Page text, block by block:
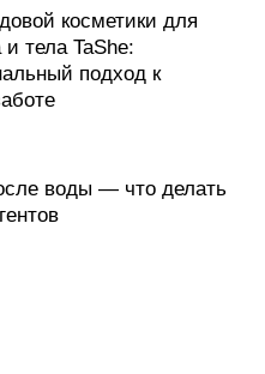
косметики для
тела TaShe:
подход к
воды — что делать